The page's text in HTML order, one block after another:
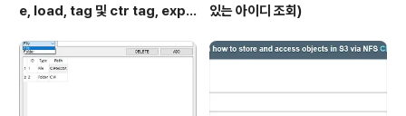
e, load, tag 및 ctr tag, expo
있는 아이디 조회)